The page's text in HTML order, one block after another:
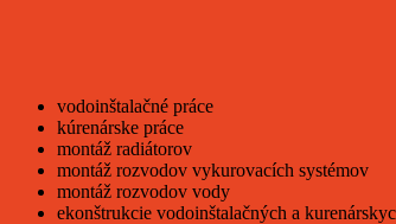
vodoinštalačné práce
kúrenárske práce
montáž radiátorov
montáž rozvodov vykurovacích systémov
montáž rozvodov vody
ekonštrukcie vodoinštalačných a